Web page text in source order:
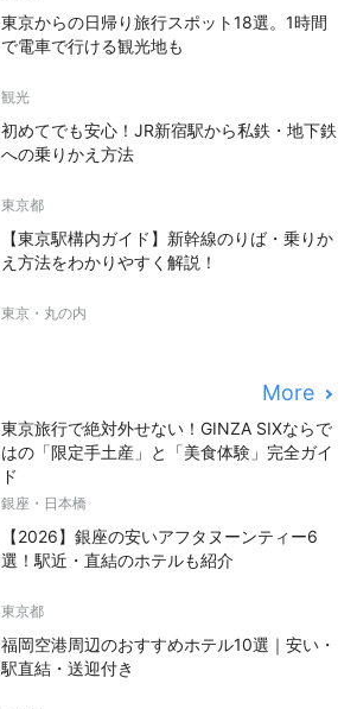
東京からの日帰り旅行スポット18選。1時間
で電車で行ける観光地も
観光
初めてでも安心！JR新宿駅から私鉄・地下鉄
への乗りかえ方法
東京都
【東京駅構内ガイド】新幹線のりば・乗りか
え方法をわかりやすく解説！
東京・丸の内
More
東京旅行で絶対外せない！GINZA SIXならで
はの「限定手土産」と「美食体験」完全ガイ
ド
銀座・日本橋
【2026】銀座の安いアフタヌーンティー6
選！駅近・直結のホテルも紹介
東京都
福岡空港周辺のおすすめホテル10選｜安い・
駅直結・送迎付き